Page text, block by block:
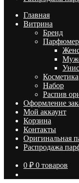
Главная
Витрина
Брeнд
Косметика
Набор
Распив
Оформление
Мой аккаунт
Корзина
Контакты
Оригинальная
Распродажа
0 ₽ 0 товаров